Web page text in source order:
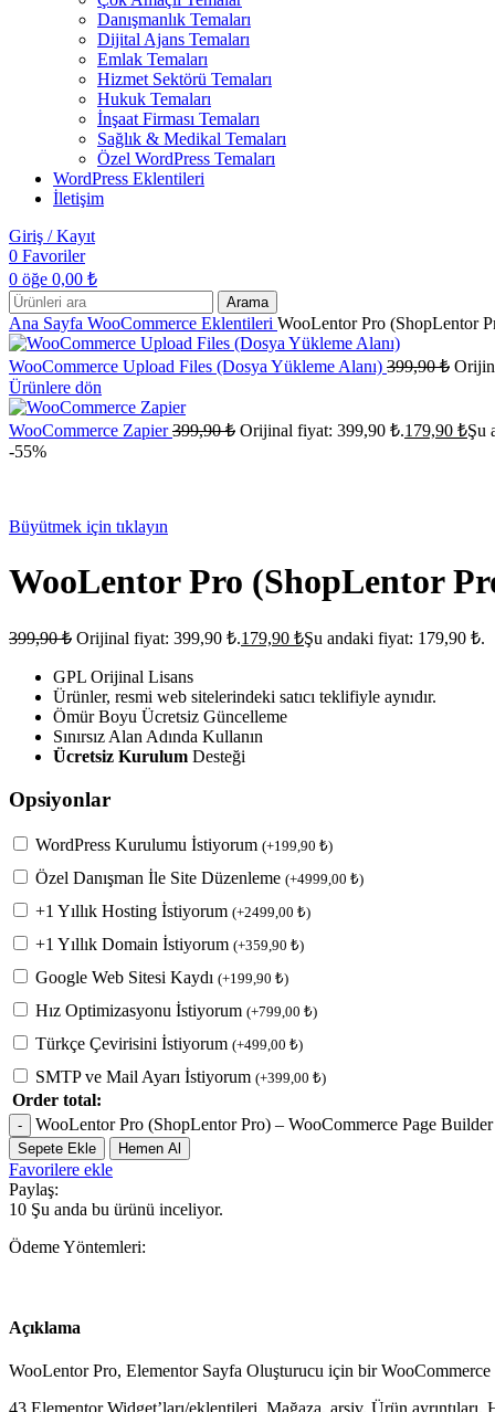
Danışmanlık Temaları
Dijital Ajans Temaları
Emlak Temaları
Hizmet Sektörü Temaları
Hukuk Temaları
İnşaat Firması Temaları
Sağlık & Medikal Temaları
Özel WordPress Temaları
WordPress Eklentileri
İletişim
Giriş / Kayıt
0 Favoriler
0 öğe 0,00 ₺
Arama
Ana Sayfa WooCommerce Eklentileri WooLentor Pro (ShopLentor
WooCommerce Upload Files (Dosya Yükleme Alanı) 399,90₺
Ürünlere dön
WooCommerce Zapier399,90₺ Orijinal fiyat: 399,90 ₺.179,90 ₺Şu
-55%
Büyütmek için tıklayın
WooLentor Pro (ShopLentor
399,90₺ Orijinal fiyat: 399,90 ₺.179,90 ₺Şu andaki fiyat: 179,90 ₺.
GPL Orijinal Lisans
Ürünler, resmi web sitelerindeki satıcı teklifiyle aynıdır.
Ömür Boyu Ücretsiz Güncelleme
Sınırsız Alan Adında Kullanın
Ücretsiz Kurulum Desteği
Opsiyonlar
WordPress Kurulumu İstiyorum (+199,90 ₺)
Özel Danışman İle Site Düzenleme (+4999,00 ₺)
+1 Yıllık Hosting İstiyorum (+2499,00 ₺)
+1 Yıllık Domain İstiyorum (+359,90 ₺)
Google Web Sitesi Kaydı (+199,90 ₺)
Hız Optimizasyonu İstiyorum (+799,00 ₺)
Türkçe Çevirisini İstiyorum (+499,00 ₺)
SMTP ve Mail Ayarı İstiyorum (+399,00 ₺)
Order total:
WooLentor Pro (ShopLentor Pro) – WooCommerce Page
Sepete Ekle Hemen Al
Favorilere ekle
Paylaş:
10 Şu anda bu ürünü inceliyor.
Ödeme Yöntemleri:
Açıklama
WooLentor Pro, Elementor Sayfa Oluşturucu için bir
43 Elementor Widget’ları/eklentileri, Mağaza, arşiv, Ürün